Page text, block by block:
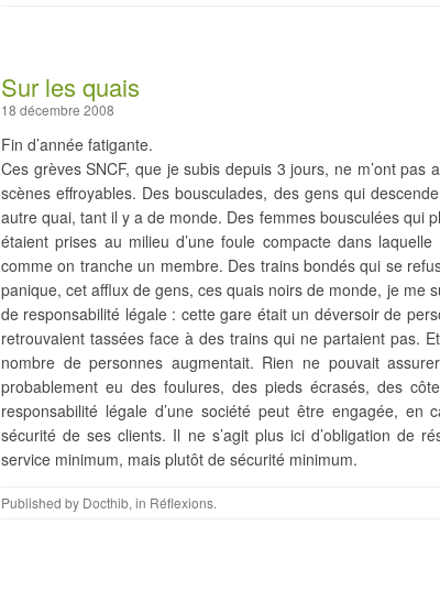
Sur les quais
18 décembre 2008
Fin d’année fatigante.
Ces grèves SNCF, que je subis depuis 3 jours, ne m’ont pas
scènes effroyables. Des bousculades, des gens qui
autre quai, tant il y a de monde. Des femmes bousculées qui
étaient prises au milieu d’une foule compacte dans
comme on tranche un membre. Des trains bondés qui se
panique, cet afflux de gens, ces quais noirs de monde, je me
de responsabilité légale : cette gare était un déversoir de
retrouvaient tassées face à des trains qui ne partaient pas.
nombre de personnes augmentait. Rien ne pouvait
probablement eu des foulures, des pieds écrasés, des
responsabilité légale d’une société peut être engagée,
sécurité de ses clients. Il ne s’agit plus ici d’obligation de
service minimum, mais plutôt de sécurité minimum.
Published by Docthib, in Réflexions.